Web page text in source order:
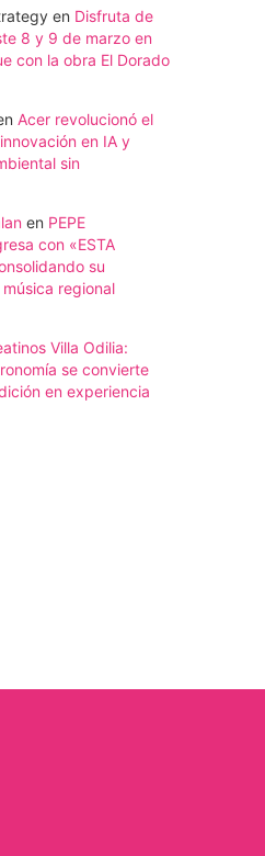
en Disfruta de
8 y 9 de marzo en
con la obra El Dorado
Acer revolucionó el
en IA y
sin
en PEPE
con «ESTA
su
regional
Villa Odilia:
se convierte
en experiencia